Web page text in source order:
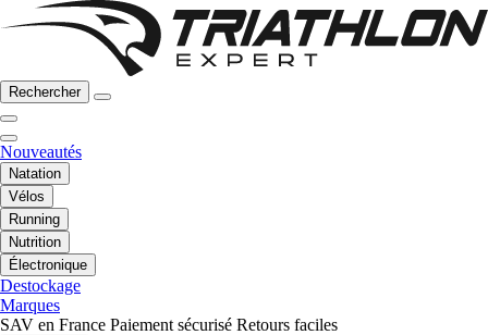
Rechercher
Nouveautés
Natation
Vélos
Running
Nutrition
Électronique
Destockage
Marques
SAV en France Paiement sécurisé Retours faciles